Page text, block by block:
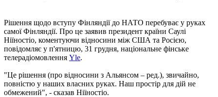
Рішення щодо вступу Фінляндії до НАТО перебуває у руках
самої Фінляндії. Про це заявив президент країни Саулі
Ніїностіо, коментуючи відносини між США та Росією,
повідомляє у п'ятницю, 31 грудня, національне фінське
телерадіомовлення Yle.
"Це рішення (про відносини з Альянсом – ред.), звичайно,
повністю у наших власних руках. Наш простір для дій не
обмежений", - сказав Ніїностіо.